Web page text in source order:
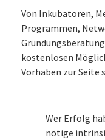
Von Inkubatoren,
Programmen,
kostenlosen
Vorhaben zur Seite
Wer Erfolg
nötige